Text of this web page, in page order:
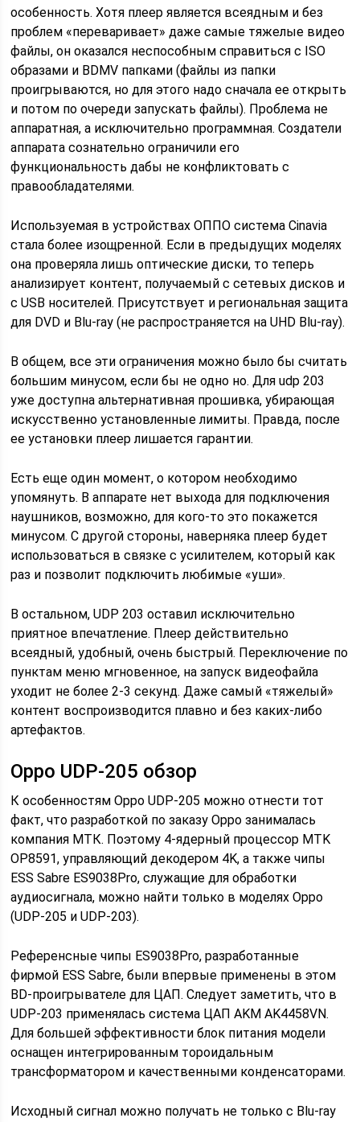
особенность. Хотя плеер является всеядным и без
проблем «переваривает» даже самые тяжелые видео
файлы, он оказался неспособным справиться с ISO
образами и BDMV папками (файлы из папки
проигрываются, но для этого надо сначала ее открыть
и потом по очереди запускать файлы). Проблема не
аппаратная, а исключительно программная. Создатели
аппарата сознательно ограничили его
функциональность дабы не конфликтовать с
правообладателями.
Используемая в устройствах ОППО система Cinavia
стала более изощренной. Если в предыдущих моделях
она проверяла лишь оптические диски, то теперь
анализирует контент, получаемый с сетевых дисков и
с USB носителей. Присутствует и региональная защита
для DVD и Blu-ray (не распространяется на UHD Blu-ray).
В общем, все эти ограничения можно было бы считать
большим минусом, если бы не одно но. Для udp 203
уже доступна альтернативная прошивка, убирающая
искусственно установленные лимиты. Правда, после
ее установки плеер лишается гарантии.
Есть еще один момент, о котором необходимо
упомянуть. В аппарате нет выхода для подключения
наушников, возможно, для кого-то это покажется
минусом. С другой стороны, наверняка плеер будет
использоваться в связке с усилителем, который как
раз и позволит подключить любимые «уши».
В остальном, UDP 203 оставил исключительно
приятное впечатление. Плеер действительно
всеядный, удобный, очень быстрый. Переключение по
пунктам меню мгновенное, на запуск видеофайла
уходит не более 2-3 секунд. Даже самый «тяжелый»
контент воспроизводится плавно и без каких-либо
артефактов.
Oppo UDP-205 обзор
К особенностям Oppo UDP-205 можно отнести тот
факт, что разработкой по заказу Oppo занималась
компания МТК. Поэтому 4-ядерный процессор MTK
OP8591, управляющий декодером 4K, а также чипы
ESS Sabre ES9038Pro, служащие для обработки
аудиосигнала, можно найти только в моделях Oppo
(UDP-205 и UDP-203).
Референсные чипы ES9038Pro, разработанные
фирмой ESS Sabre, были впервые применены в этом
BD-проигрывателе для ЦАП. Следует заметить, что в
UDP-203 применялась система ЦАП AKM AK4458VN.
Для большей эффективности блок питания модели
оснащен интегрированным тороидальным
трансформатором и качественными конденсаторами.
Исходный сигнал можно получать не только с Blu-ray